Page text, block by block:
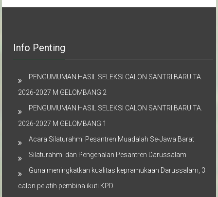
Info Penting
PENGUMUMAN HASIL SELEKSI CALON SANTRI BARU TA.
2026-2027 M GELOMBANG 2
PENGUMUMAN HASIL SELEKSI CALON SANTRI BARU TA.
2026-2027 M GELOMBANG 1
Acara Silaturahmi Pesantren Muadalah Se-Jawa Barat
Silaturahmi dan Pengenalan Pesantren Darussalam
Guna meningkatkan kualitas kepramukaan Darussalam, 3
calon pelatih pembina ikuti KPD